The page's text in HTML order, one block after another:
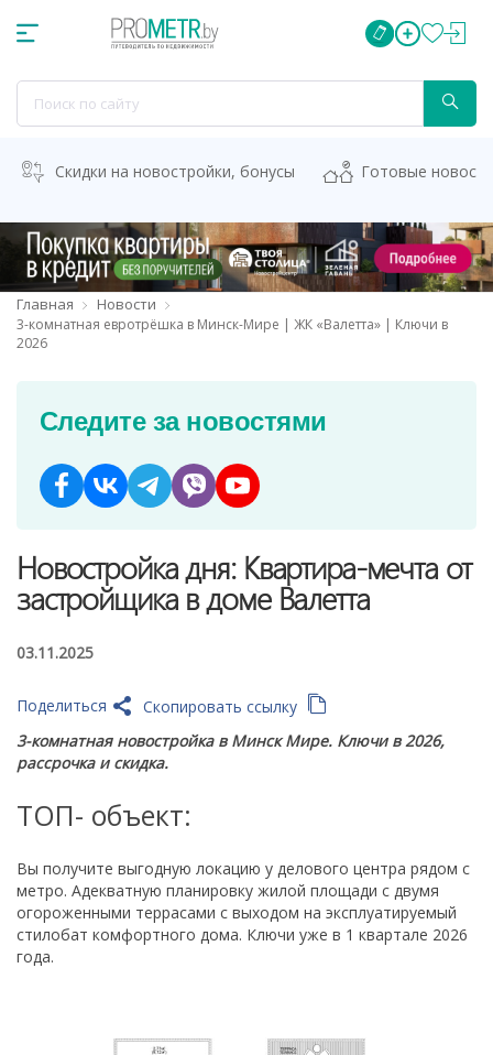
Скидки на новостройки, бонусы Готовые
Главная Новости
3-комнатная евротрёшка в Минск-Мире | ЖК «Валетта» | Ключи в
2026
Следите за новостями
Новостройка дня: Квартира-мечта от
застройщика в доме Валетта
03.11.2025
Скопировать ссылку
Поделиться
3-комнатная новостройка в Минск Мире. Ключи в 2026,
рассрочка и скидка.
ТОП- объект:
Вы получите выгодную локацию у делового центра рядом с
метро. Адекватную планировку жилой площади с двумя
огороженными террасами с выходом на эксплуатируемый
стилобат комфортного дома. Ключи уже в 1 квартале 2026
года.